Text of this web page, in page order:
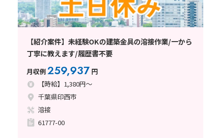
【紹介案件】未経験OKの建築金具の溶接作業/一から
丁寧に教えます/履歴書不要
月収例259,937 円
【時給】1,380円～
千葉県印西市
溶接
61777-00